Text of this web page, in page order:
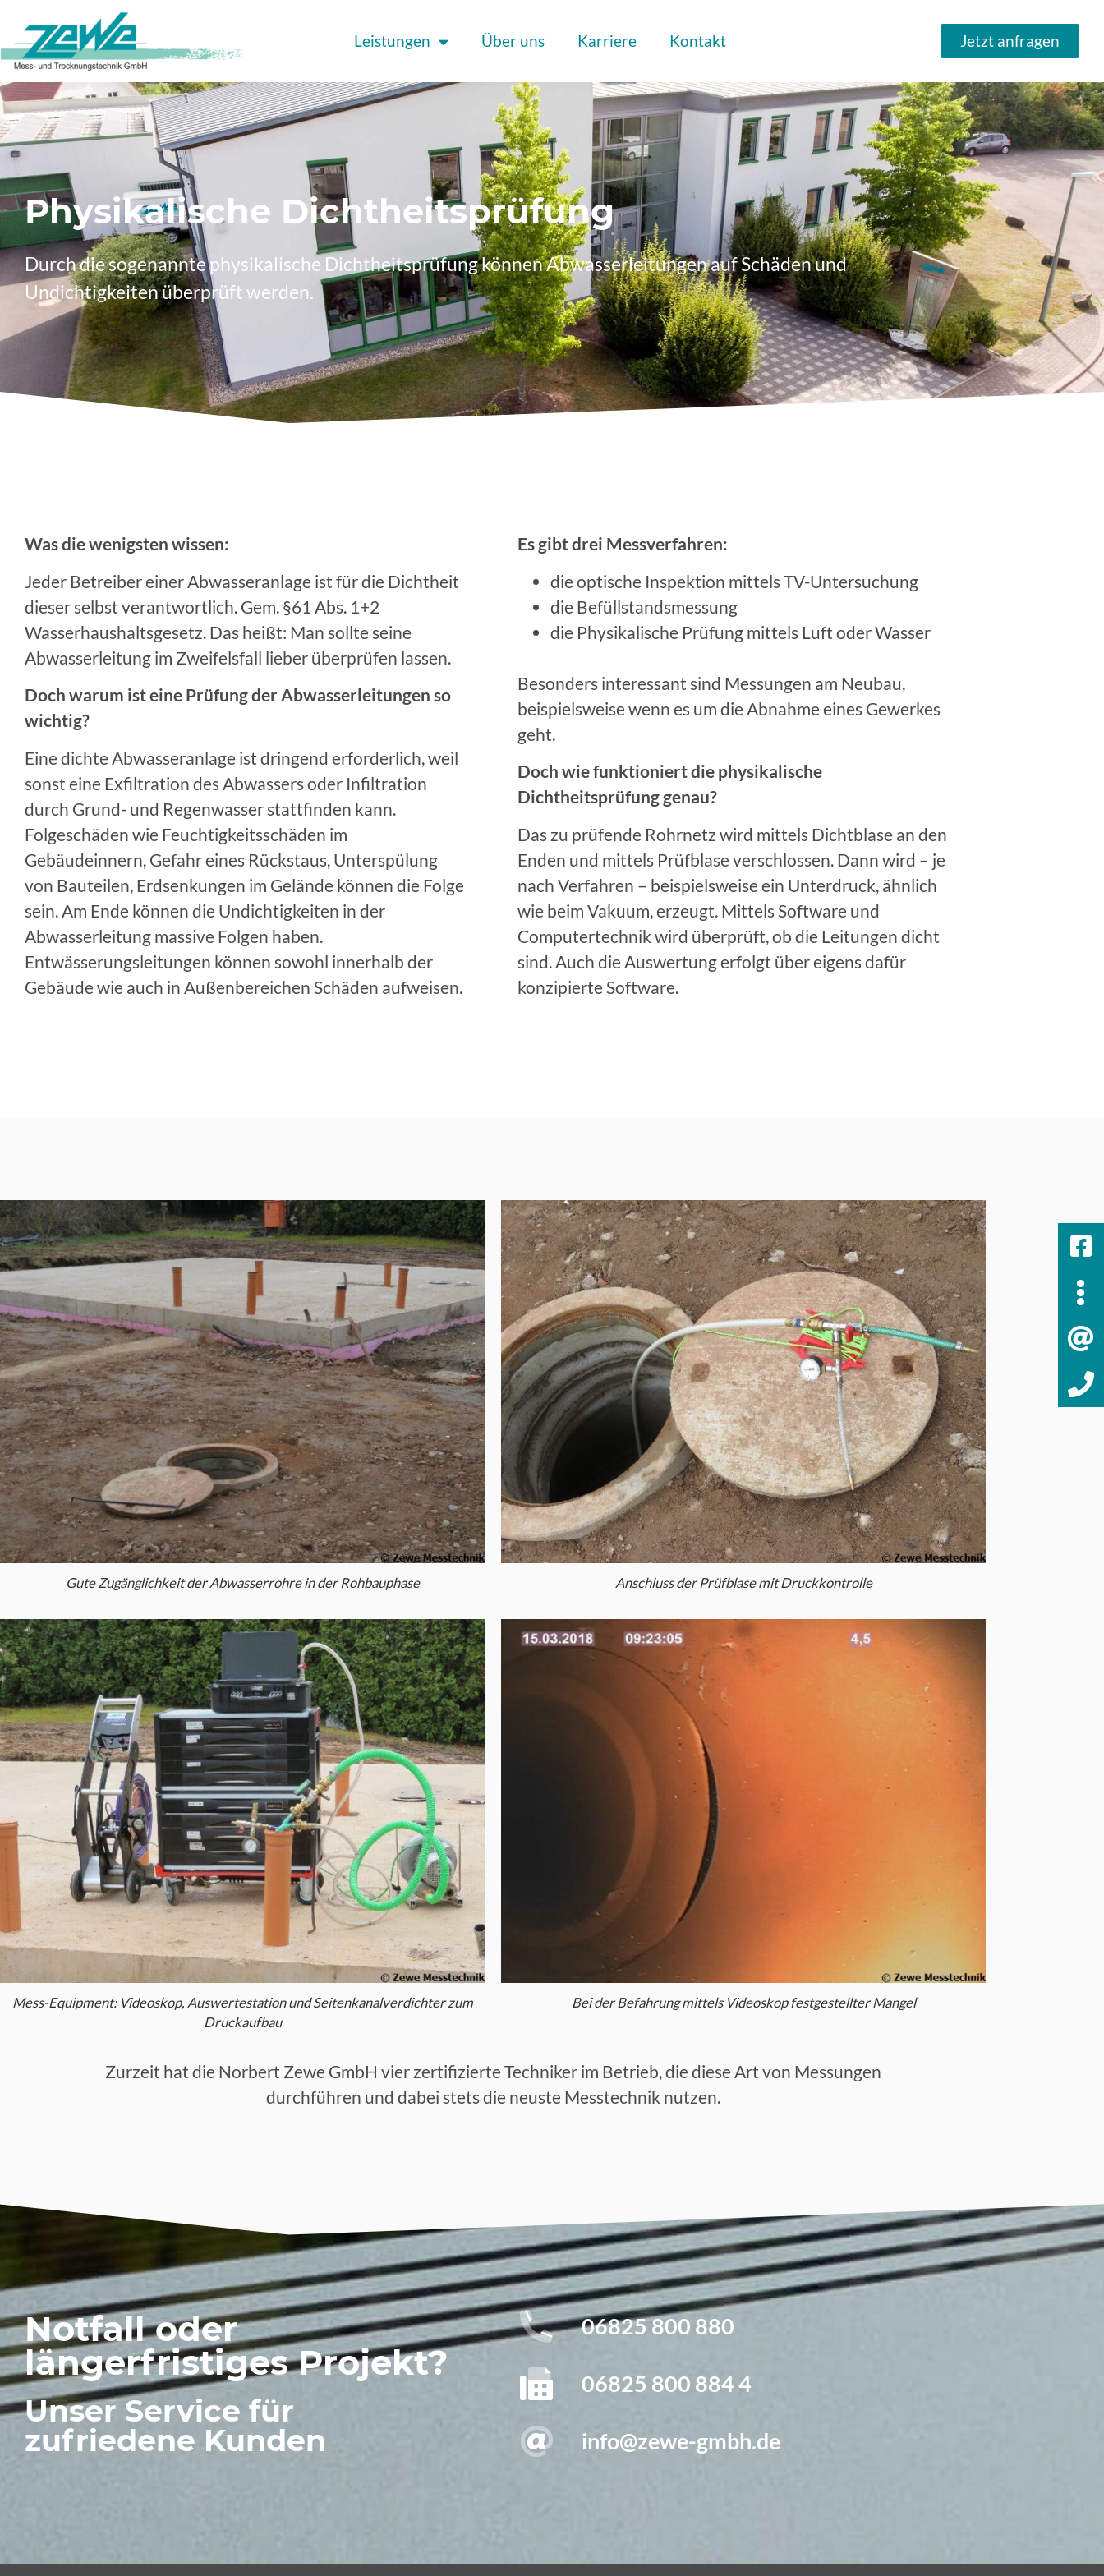
Leistungen Über uns Karriere Kontakt Jetzt anfragen
Physikalische Dichtheitsprüfung
Durch die sogenannte physikalische Dichtheitsprüfung können Abwasserleitungen auf Schäden und
Undichtigkeiten überprüft werden.
Was die wenigsten wissen:
Jeder Betreiber einer Abwasseranlage ist für die Dichtheit
dieser selbst verantwortlich. Gem. §61 Abs. 1+2
Wasserhaushaltsgesetz. Das heißt: Man sollte seine
Abwasserleitung im Zweifelsfall lieber überprüfen lassen.
Doch warum ist eine Prüfung der Abwasserleitungen so
wichtig?
Eine dichte Abwasseranlage ist dringend erforderlich, weil
sonst eine Exfiltration des Abwassers oder Infiltration
durch Grund- und Regenwasser stattfinden kann.
Folgeschäden wie Feuchtigkeitsschäden im
Gebäudeinnern, Gefahr eines Rückstaus, Unterspülung
von Bauteilen, Erdsenkungen im Gelände können die Folge
sein. Am Ende können die Undichtigkeiten in der
Abwasserleitung massive Folgen haben.
Entwässerungsleitungen können sowohl innerhalb der
Gebäude wie auch in Außenbereichen Schäden aufweisen.
Es gibt drei Messverfahren:
die optische Inspektion mittels TV-Untersuchung
die Befüllstandsmessung
die Physikalische Prüfung mittels Luft oder Wasser
Besonders interessant sind Messungen am Neubau,
beispielsweise wenn es um die Abnahme eines Gewerkes
geht.
Doch wie funktioniert die physikalische
Dichtheitsprüfung genau?
Das zu prüfende Rohrnetz wird mittels Dichtblase an den
Enden und mittels Prüfblase verschlossen. Dann wird – je
nach Verfahren – beispielsweise ein Unterdruck, ähnlich
wie beim Vakuum, erzeugt. Mittels Software und
Computertechnik wird überprüft, ob die Leitungen dicht
sind. Auch die Auswertung erfolgt über eigens dafür
konzipierte Software.
Gute Zugänglichkeit der Abwasserrohre in der Rohbauphase Anschluss der Prüfblase mit Druckkontrolle
Mess-Equipment: Videoskop, Auswertestation und Seitenkanalverdichter zum
Druckaufbau
Bei der Befahrung mittels Videoskop festgestellter Mangel
Zurzeit hat die Norbert Zewe GmbH vier zertifizierte Techniker im Betrieb, die diese Art von Messungen
durchführen und dabei stets die neuste Messtechnik nutzen.
Notfall oder
längerfristiges Projekt?
Unser Service für
zufriedene Kunden
06825 800 880
06825 800 884 4
info@zewe-gmbh.de